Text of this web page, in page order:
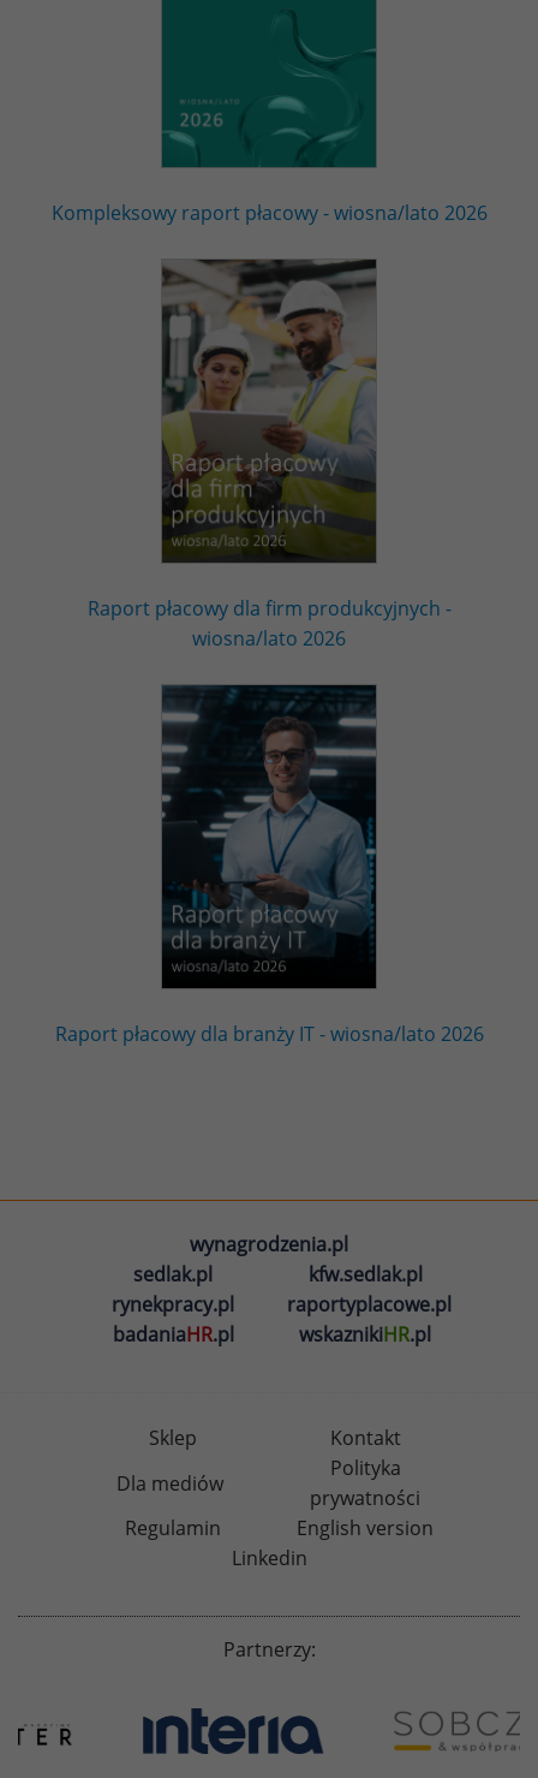
Kompleksowy raport płacowy - wiosna/lato 2026
Raport płacowy dla firm produkcyjnych -
wiosna/lato 2026
Raport płacowy dla branży IT - wiosna/lato 2026
wynagrodzenia.pl
sedlak.pl
kfw.sedlak.pl
rynekpracy.pl
raportyplacowe.pl
badaniaHR.pl wskaznikiHR.pl
Sklep
Kontakt
Dla mediów
Polityka
prywatności
Regulamin
English version
Linkedin
Partnerzy: